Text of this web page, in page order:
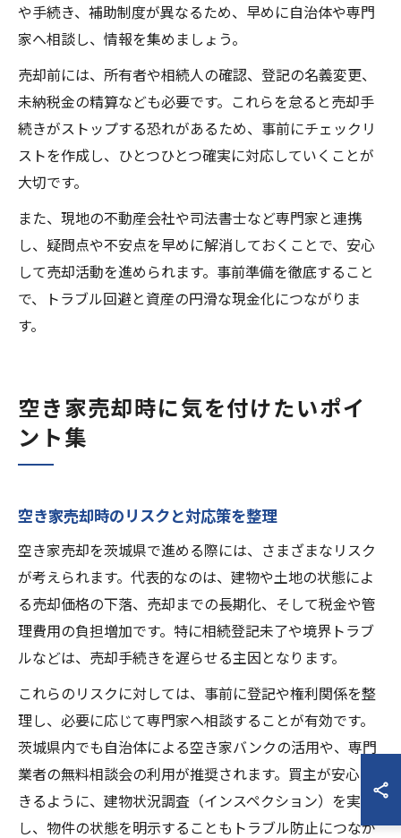
や手続き、補助制度が異なるため、早めに自治体や専門
家へ相談し、情報を集めましょう。
売却前には、所有者や相続人の確認、登記の名義変更、
未納税金の精算なども必要です。これらを怠ると売却手
続きがストップする恐れがあるため、事前にチェックリ
ストを作成し、ひとつひとつ確実に対応していくことが
大切です。
また、現地の不動産会社や司法書士など専門家と連携
し、疑問点や不安点を早めに解消しておくことで、安心
して売却活動を進められます。事前準備を徹底すること
で、トラブル回避と資産の円滑な現金化につながりま
す。
空き家売却時に気を付けたいポイ
ント集
空き家売却時のリスクと対応策を整理
空き家売却を茨城県で進める際には、さまざまなリスク
が考えられます。代表的なのは、建物や土地の状態によ
る売却価格の下落、売却までの長期化、そして税金や管
理費用の負担増加です。特に相続登記未了や境界トラブ
ルなどは、売却手続きを遅らせる主因となります。
これらのリスクに対しては、事前に登記や権利関係を整
理し、必要に応じて専門家へ相談することが有効です。
茨城県内でも自治体による空き家バンクの活用や、専門
業者の無料相談会の利用が推奨されます。買主が安心で
きるように、建物状況調査（インスペクション）を実施
し、物件の状態を明示することもトラブル防止につなが